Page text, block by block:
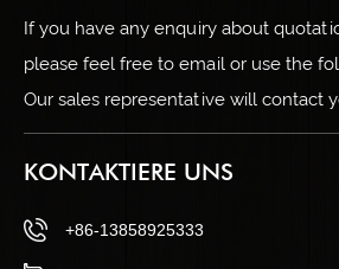
If you have any enquiry about
please feel free to email or use the
Our sales representative will contact
KONTAKTIERE UNS
+86-13858925333